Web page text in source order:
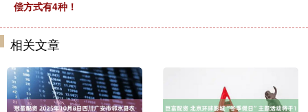
偿方式有4种！
相关文章